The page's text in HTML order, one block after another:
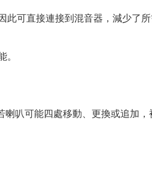
可直接連接到混音器，減少了
叭可能四處移動、更換或追加，